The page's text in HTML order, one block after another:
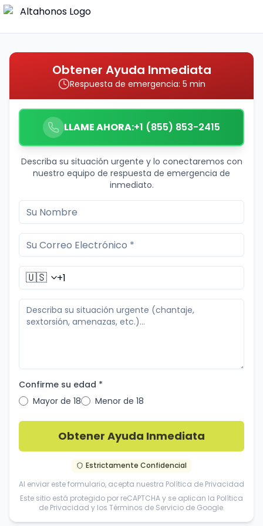
Obtener Ayuda Inmediata
Respuesta de emergencia: 5 min
LLAME AHORA:+1 (855) 853-2415
Describa su situación urgente y lo conectaremos con
nuestro equipo de respuesta de emergencia de
inmediato.
🇺🇸
Confirme su edad *
Mayor de 18
Menor de 18
Obtener Ayuda Inmediata
Estrictamente Confidencial
Al enviar este formulario, acepta nuestra Política de Privacidad
Este sitio está protegido por reCAPTCHA y se aplican la Política
de Privacidad y los Términos de Servicio de Google.